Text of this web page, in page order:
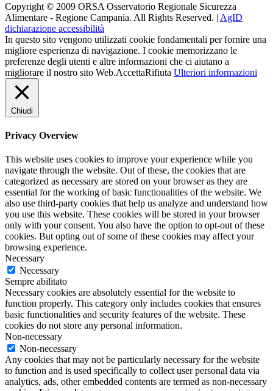
Copyright © 2009 ORSA Osservatorio Regionale Sicurezza
Alimentare - Regione Campania. All Rights Reserved. | AgID
dichiarazione accessibilità
In questo sito vengono utilizzati cookie fondamentali per fornire una
migliore esperienza di navigazione. I cookie memorizzano le
preferenze degli utenti e altre informazioni che ci aiutano a
migliorare il nostro sito Web.AccettaRifiuta Ulteriori informazioni
Chiudi
Privacy Overview
This website uses cookies to improve your experience while you
navigate through the website. Out of these, the cookies that are
categorized as necessary are stored on your browser as they are
essential for the working of basic functionalities of the website. We
also use third-party cookies that help us analyze and understand how
you use this website. These cookies will be stored in your browser
only with your consent. You also have the option to opt-out of these
cookies. But opting out of some of these cookies may affect your
browsing experience.
Necessary
Necessary
Sempre abilitato
Necessary cookies are absolutely essential for the website to
function properly. This category only includes cookies that ensures
basic functionalities and security features of the website. These
cookies do not store any personal information.
Non-necessary
Non-necessary
Any cookies that may not be particularly necessary for the website
to function and is used specifically to collect user personal data via
analytics, ads, other embedded contents are termed as non-necessary